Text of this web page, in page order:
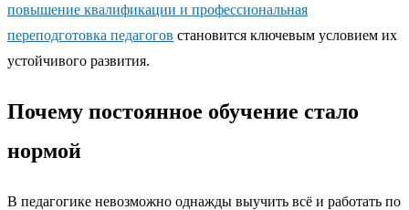
повышение квалификации и профессиональная
переподготовка педагогов становится ключевым условием их
устойчивого развития.
Почему постоянное обучение стало
нормой
В педагогике невозможно однажды выучить всё и работать по